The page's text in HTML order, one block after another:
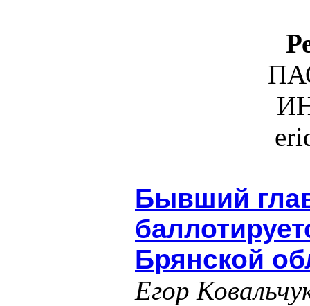
Бывший
Брянской
Егор